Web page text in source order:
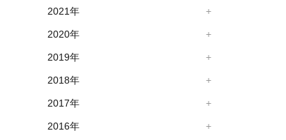
2021年
2020年
2019年
2018年
2017年
2016年